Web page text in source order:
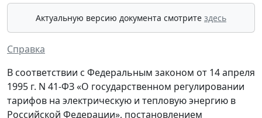
Актуальную версию документа смотрите здесь
Справка
В соответствии с Федеральным законом от 14 апреля
1995 г. N 41-ФЗ «О государственном регулировании
тарифов на электрическую и тепловую энергию в
Российской Федерации», постановлением